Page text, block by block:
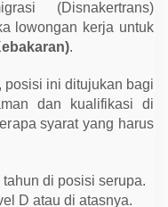
(Disnakertrans)
lowongan kerja untuk
.
posisi ini ditujukan bagi
dan kualifikasi di
syarat yang harus
di posisi serupa.
D atau di atasnya.